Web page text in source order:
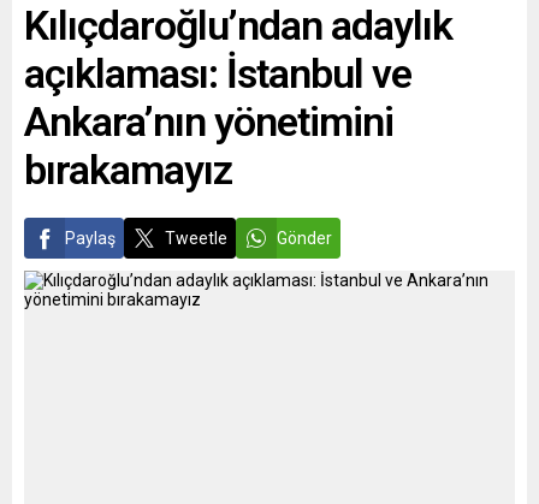
Kılıçdaroğlu’ndan adaylık
açıklaması: İstanbul ve
Ankara’nın yönetimini
bırakamayız
Paylaş Tweetle Gönder